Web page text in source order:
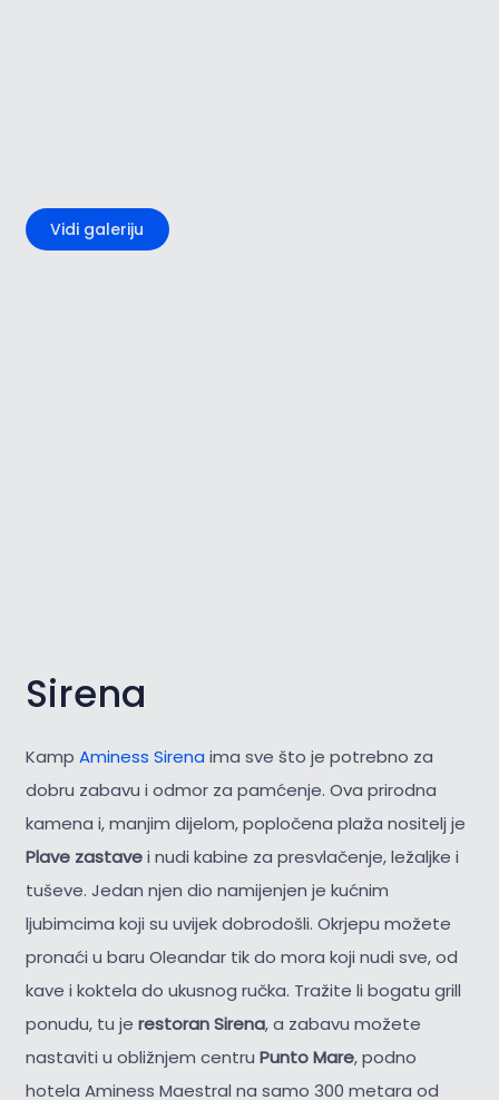
Vidi galeriju
Sirena
Kamp Aminess Sirena ima sve što je potrebno za
dobru zabavu i odmor za pamćenje. Ova prirodna
kamena i, manjim dijelom, popločena plaža nositelj je
Plave zastavei nudi kabine za presvlačenje, ležaljke i
tuševe. Jedan njen dio namijenjen je kućnim
ljubimcima koji su uvijek dobrodošli. Okrjepu možete
pronaći u baru Oleandar tik do mora koji nudi sve, od
kave i koktela do ukusnog ručka. Tražite li bogatu grill
ponudu, tu je restoran Sirena, a zabavu možete
nastaviti u obližnjem centru Punto Mare, podno
hotela Aminess Maestral na samo 300 metara od